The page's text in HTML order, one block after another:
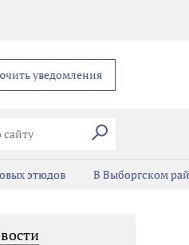
уведомления
Искать
этюдов В Выборгском